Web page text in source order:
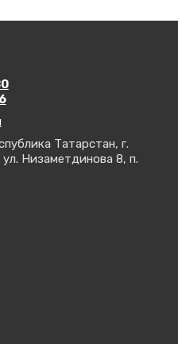
Татарстан, г.
Низаметдинова 8, п.